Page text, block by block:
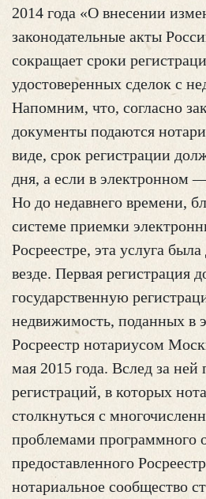
2014 года «О внесении
законодательные акты
сокращает сроки
удостоверенных сделок с
Напомним, что, согласно
документы подаются
виде, срок регистрации
дня, а если в электронном
Но до недавнего времени,
системе приемки
Росреестре, эта услуга
везде. Первая регистрация
государственную
недвижимость, поданных в
Росреестр нотариусом
мая 2015 года. Вслед за ней
регистраций, в которых
столкнуться с
проблемами программного
предоставленного
нотариальное сообщество